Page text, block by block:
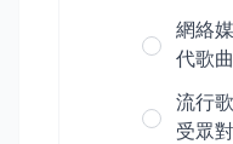
網絡
代歌
流行
受眾